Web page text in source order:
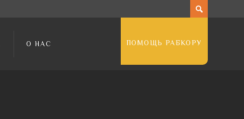
О НАС ПОМОЩЬ РАБКОРУ